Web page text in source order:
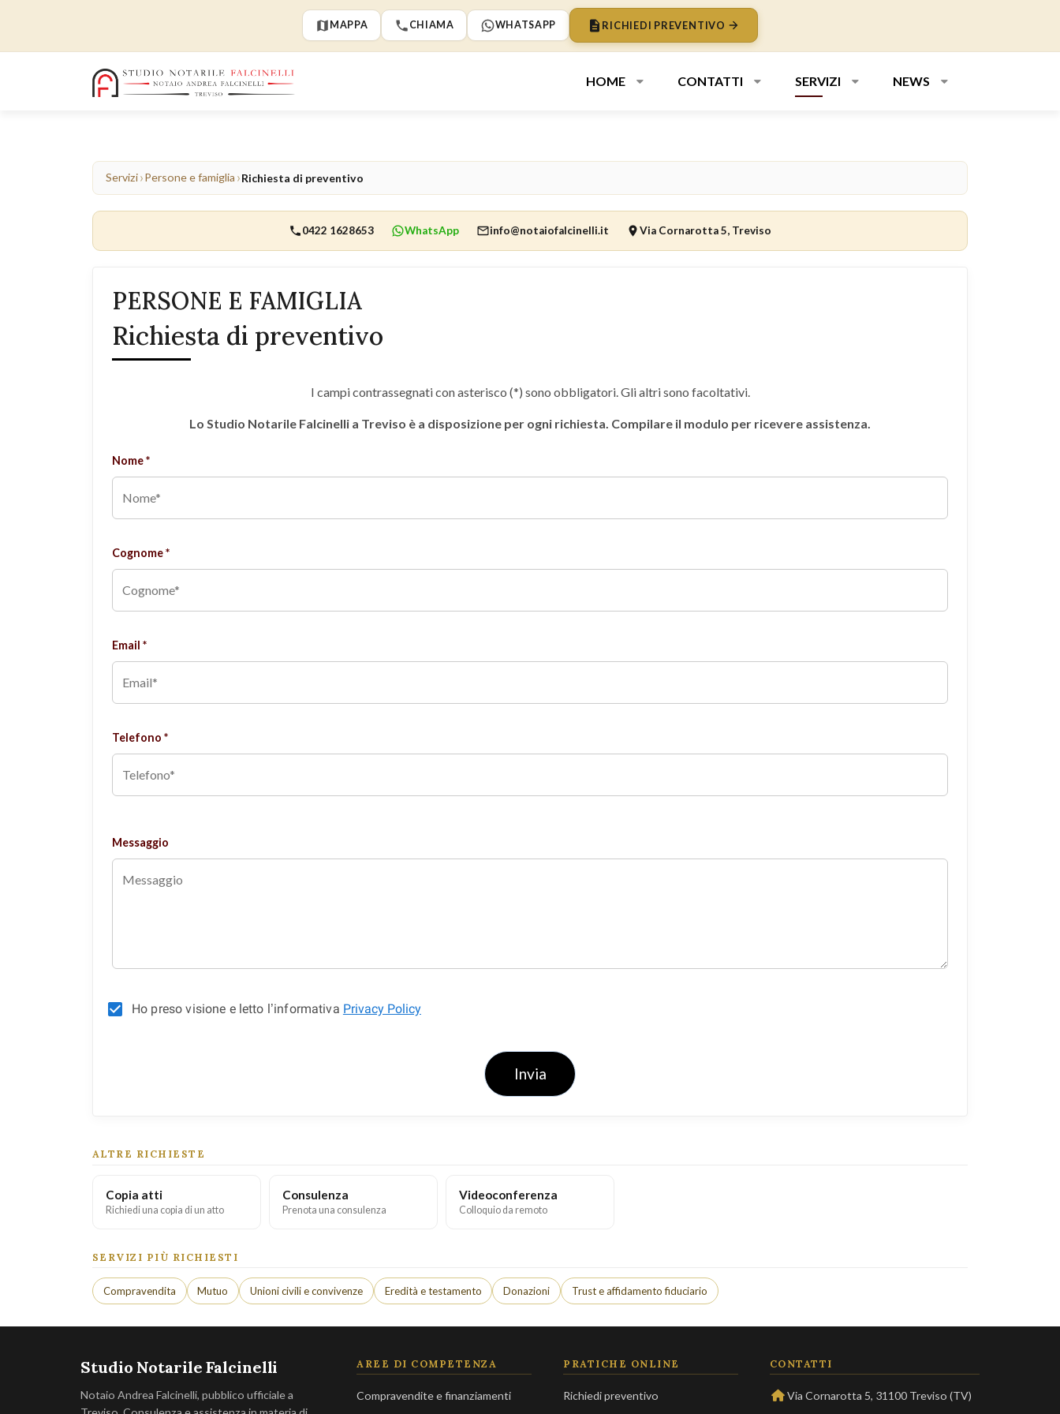
MAPPA CHIAMA WHATSAPP RICHIEDI PREVENTIVO
HOME CONTATTI SERVIZI NEWS
Servizi›Persone e famiglia ›Richiesta di preventivo
0422 1628653 WhatsApp info@notaiofalcinelli.it Via Cornarotta 5, Treviso
PERSONE E FAMIGLIA
Richiesta di preventivo
I campi contrassegnati con asterisco (*) sono obbligatori. Gli altri sono facoltativi.
Lo Studio Notarile Falcinelli a Treviso è a disposizione per ogni richiesta. Compilare il modulo per ricevere assistenza.
Nome *
Cognome *
Email *
Telefono *
Messaggio
Ho preso visione e letto l’informativa Privacy Policy
Invia
ALTRE RICHIESTE
Copia atti
Richiedi una copia di un atto
Consulenza
Prenota una consulenza
Videoconferenza
Colloquio da remoto
SERVIZI PIÙ RICHIESTI
Compravendita Mutuo Unioni civili e convivenze Eredità e testamento Donazioni Trust e affidamento fiduciario
Studio Notarile Falcinelli
Notaio Andrea Falcinelli, pubblico ufficiale a
AREE DI COMPETENZA
Compravendite e finanziamenti
PRATICHE ONLINE
Richiedi preventivo
CONTATTI
Via Cornarotta 5, 31100 Treviso (TV)